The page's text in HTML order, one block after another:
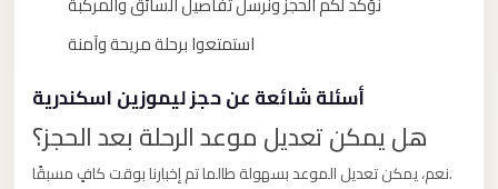
استمتعوا برحلة مريحة وآمنة
أسئلة شائعة عن حجز ليموزين اسكندرية
هل يمكن تعديل موعد الرحلة بعد الحجز؟
نعم، يمكن تعديل الموعد بسهولة طالما تم إخبارنا بوقت كافٍ مسبقًا.
Third
Settlement
Taxi